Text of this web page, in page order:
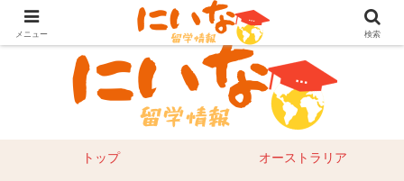
目指せ！英語留学｜オーストラリア留学やマレーシアもあり
トップ オーストラリア
メニュー 検索